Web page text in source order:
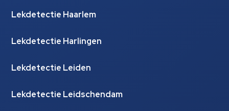
Lekdetectie Haarlem
Lekdetectie Harlingen
Lekdetectie Leiden
Lekdetectie Leidschendam